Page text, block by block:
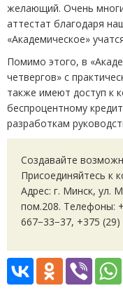
желающий. Очень
аттестат благодаря
«Академическое»
Помимо этого, в
четвергов» с
также имеют доступ к
беспроцентному
разработкам
Создавайте
Присоединяйтесь к
Адрес: г. Минск, ул.
пом.208. Телефоны:
667−33−37, +375 (29)